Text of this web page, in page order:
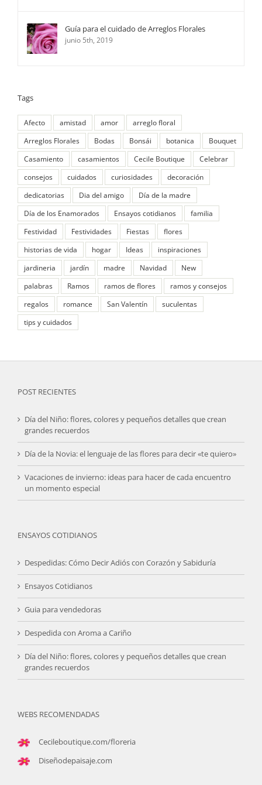
Guía para el cuidado de Arreglos Florales
junio 5th, 2019
Tags
Afecto amistad amor
arreglo floral
Arreglos Florales
Bodas Bonsái botanica
Bouquet
Casamiento
casamientos Cecile Boutique
Celebrar
consejos
cuidados curiosidades
decoración
dedicatorias
Dia del amigo
Día de la madre
Día de los Enamorados
Ensayos cotidianos
familia
Festividad
Festividades Fiestas
flores
historias de vida
hogar Ideas
inspiraciones
jardineria
jardín madre Navidad
New
palabras
Ramos ramos de flores
ramos y consejos
regalos
romance San Valentín
suculentas
tips y cuidados
POST RECIENTES
Día del Niño: flores, colores y pequeños detalles que crean
grandes recuerdos
Día de la Novia: el lenguaje de las flores para decir «te quiero»
Vacaciones de invierno: ideas para hacer de cada encuentro
un momento especial
ENSAYOS COTIDIANOS
Despedidas: Cómo Decir Adiós con Corazón y Sabiduría
Ensayos Cotidianos
Guia para vendedoras
Despedida con Aroma a Cariño
Día del Niño: flores, colores y pequeños detalles que crean
grandes recuerdos
WEBS RECOMENDADAS
Cecileboutique.com/floreria
Diseñodepaisaje.com